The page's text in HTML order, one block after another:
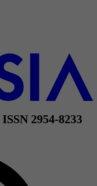
ISSN 2954-8233